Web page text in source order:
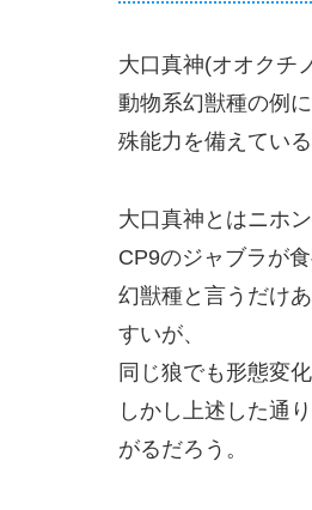
大口真神(オオクチ
動物系幻獣種の例
殊能力を備えている
大口真神とはニホ
CP9のジャブラが
幻獣種と言うだけ
すいが、
同じ狼でも形態変
しかし上述した通
がるだろう。